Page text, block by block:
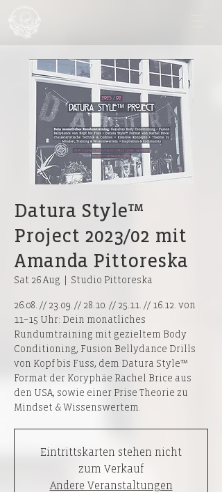
Datura Style™
Project 2023/02 mit
Amanda Pittoreska
Sat 26 Aug Studio Pittoreska
26.08. // 23.09. // 28.10. // 25.11. // 16.12. von
11–15 Uhr: Dein monatliches
Rundumtraining mit gezieltem Body
Conditioning, Fusion Bellydance Drills
von Kopf bis Fuss, dem Datura Style™
Format der Koryphäe Rachel Brice aus
den USA, sowie einer Prise Theorie zu
Mindset & Wissenswertem.
Eintrittskarten stehen nicht
zum Verkauf
Andere Veranstaltungen